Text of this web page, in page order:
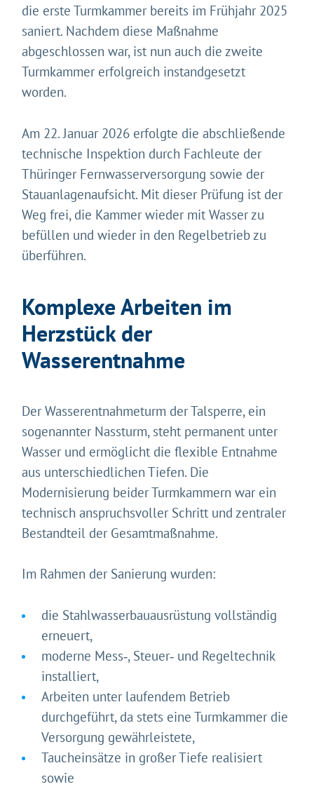
die erste Turmkammer bereits im Frühjahr 2025
saniert. Nachdem diese Maßnahme
abgeschlossen war, ist nun auch die zweite
Turmkammer erfolgreich instandgesetzt
worden.
Am 22. Januar 2026 erfolgte die abschließende
technische Inspektion durch Fachleute der
Thüringer Fernwasserversorgung sowie der
Stauanlagenaufsicht. Mit dieser Prüfung ist der
Weg frei, die Kammer wieder mit Wasser zu
befüllen und wieder in den Regelbetrieb zu
überführen.
Komplexe Arbeiten im
Herzstück der
Wasserentnahme
Der Wasserentnahmeturm der Talsperre, ein
sogenannter Nassturm, steht permanent unter
Wasser und ermöglicht die flexible Entnahme
aus unterschiedlichen Tiefen. Die
Modernisierung beider Turmkammern war ein
technisch anspruchsvoller Schritt und zentraler
Bestandteil der Gesamtmaßnahme.
Im Rahmen der Sanierung wurden:
die Stahlwasserbauausrüstung vollständig
erneuert,
moderne Mess‑, Steuer‑ und Regeltechnik
installiert,
Arbeiten unter laufendem Betrieb
durchgeführt, da stets eine Turmkammer die
Versorgung gewährleistete,
Taucheinsätze in großer Tiefe realisiert
sowie